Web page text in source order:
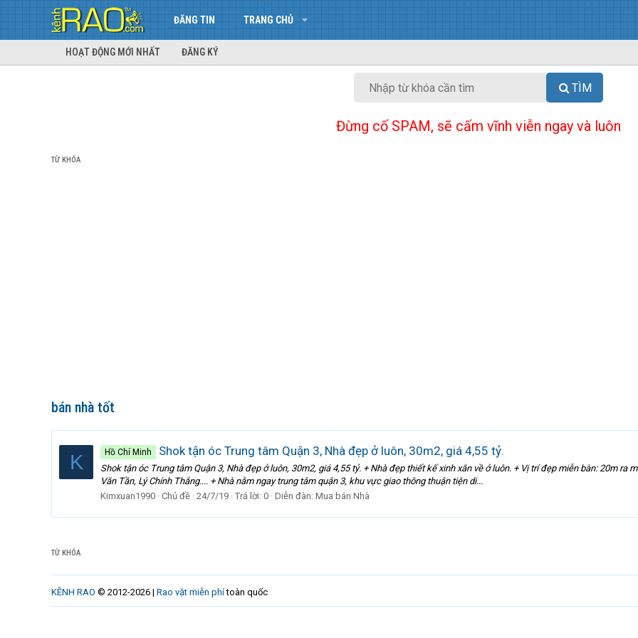
ĐĂNG TIN TRANG CHỦ
HOẠT ĐỘNG MỚI NHẤT ĐĂNG KÝ
TÌM
Đừng cố SPAM, sẽ cấm vĩnh viễn ngay và luôn
TỪ KHÓA
bán nhà tốt
K Hồ Chí Minh Shok tận óc Trung tâm Quận 3, Nhà đẹp ở luôn, 30m2, giá 4,55 tỷ.
Shok tận óc Trung tâm Quận 3, Nhà đẹp ở luôn, 30m2, giá 4,55 tỷ. + Nhà đẹp thiết kế xinh xắn về ở luôn. + Vị trí đẹp miễn bàn: 20m ra
Văn Tần, Lý Chính Thắng.... + Nhà nằm ngay trung tâm quận 3, khu vực giao thông thuận tiện di...
Kimxuan1990 Chủ đề 24/7/19 Trả lời: 0 Diễn đàn: Mua bán Nhà
TỪ KHÓA
KÊNH RAO © 2012-2026 | Rao vặt miễn phítoàn quốc